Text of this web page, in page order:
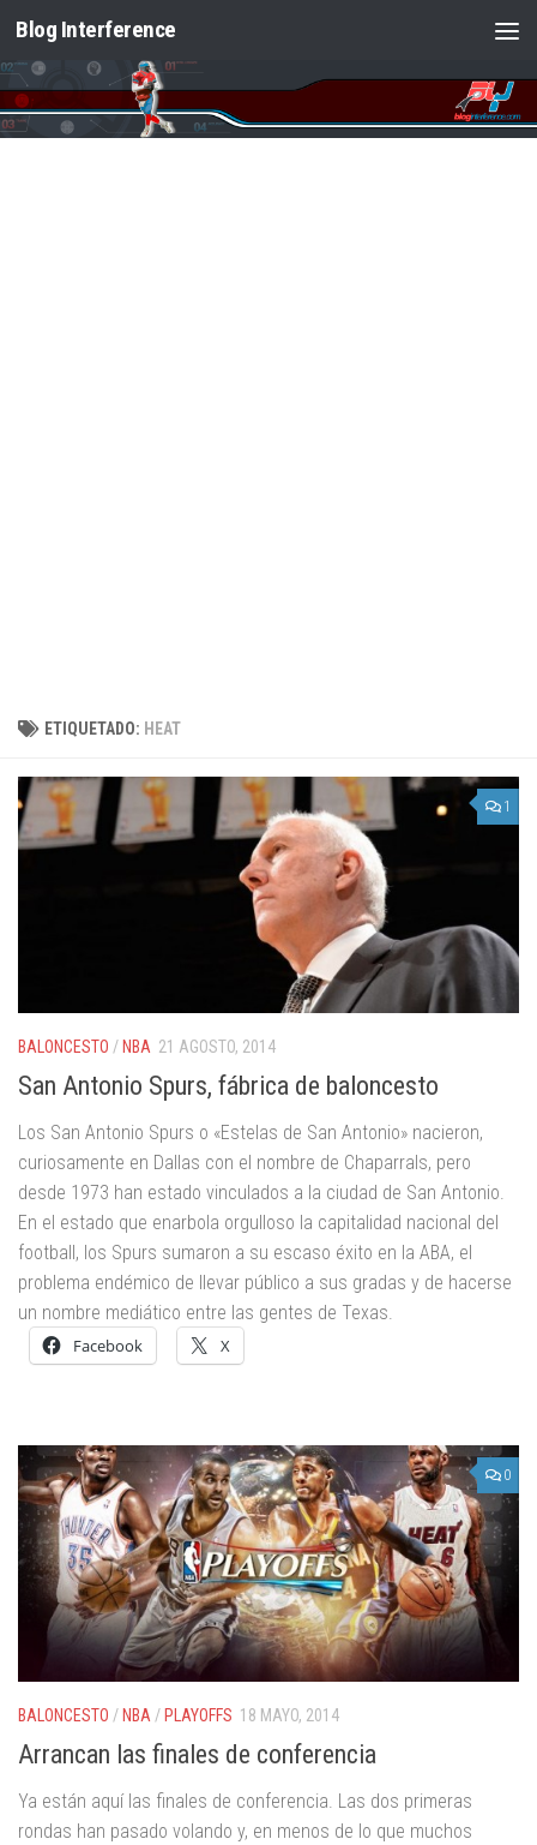
Saltar al contenido
Blog Interference
ETIQUETADO: HEAT
1
BALONCESTO / NBA 21 AGOSTO, 2014
San Antonio Spurs, fábrica de baloncesto
Los San Antonio Spurs o «Estelas de San Antonio» nacieron,
curiosamente en Dallas con el nombre de Chaparrals, pero
desde 1973 han estado vinculados a la ciudad de San Antonio.
En el estado que enarbola orgulloso la capitalidad nacional del
football, los Spurs sumaron a su escaso éxito en la ABA, el
problema endémico de llevar público a sus gradas y de hacerse
un nombre mediático entre las gentes de Texas.
Facebook X
0
BALONCESTO / NBA / PLAYOFFS 18 MAYO, 2014
Arrancan las finales de conferencia
Ya están aquí las finales de conferencia. Las dos primeras
rondas han pasado volando y, en menos de lo que muchos